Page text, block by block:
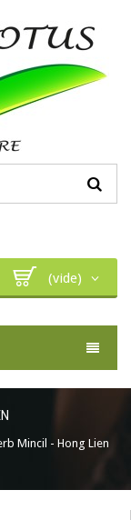
(vide)
Mincil - Hong Lien